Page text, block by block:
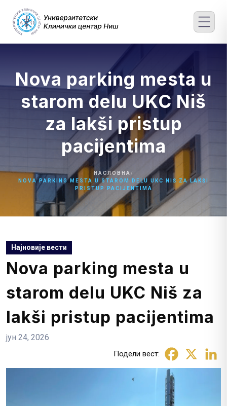
content
Nova parking mesta u
starom delu UKC Niš
za lakši pristup
pacijentima
НАСЛОВНА /
NOVA PARKING MESTA U STAROM DELU UKC NIŠ ZA LAKŠI
PRISTUP PACIJENTIMA
Најновије вести
Nova parking mesta u
starom delu UKC Niš za
lakši pristup pacijentima
јун 24, 2026
Подели вест: